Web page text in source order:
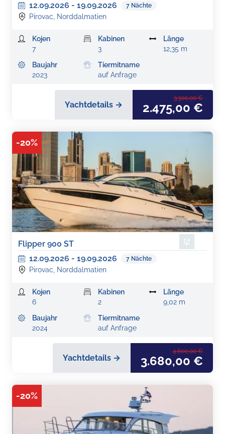
12.09.2026 - 19.09.2026 7 Nächte
Pirovac, Norddalmatien
Kojen
7
Kabinen
3
Länge
12,35 m
Baujahr
2023
Tiermitname
auf Anfrage
Yachtdetails →
3.300,00 €
2.475,00 €
-20%
Flipper 900 ST
12.09.2026 - 19.09.2026 7 Nächte
Pirovac, Norddalmatien
Kojen
6
Kabinen
2
Länge
9,02 m
Baujahr
2024
Tiermitname
auf Anfrage
Yachtdetails →
4.600,00 €
3.680,00 €
-20%